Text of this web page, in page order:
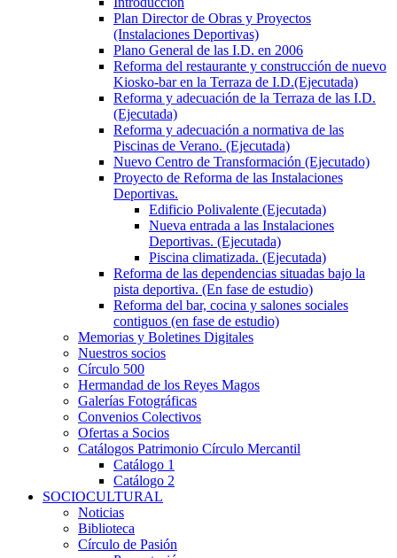
Plan Director de Obras y Proyectos
(Instalaciones Deportivas)
Plano General de las I.D. en 2006
Reforma del restaurante y construcción de nuevo
Kiosko-bar en la Terraza de I.D.(Ejecutada)
Reforma y adecuación de la Terraza de las I.D.
(Ejecutada)
Reforma y adecuación a normativa de las
Piscinas de Verano. (Ejecutada)
Nuevo Centro de Transformación (Ejecutado)
Proyecto de Reforma de las Instalaciones
Deportivas.
Edificio Polivalente (Ejecutada)
Nueva entrada a las Instalaciones
Deportivas. (Ejecutada)
Piscina climatizada. (Ejecutada)
Reforma de las dependencias situadas bajo la
pista deportiva. (En fase de estudio)
Reforma del bar, cocina y salones sociales
contiguos (en fase de estudio)
Memorias y Boletines Digitales
Nuestros socios
Círculo 500
Hermandad de los Reyes Magos
Galerías Fotográficas
Convenios Colectivos
Ofertas a Socios
Catálogos Patrimonio Círculo Mercantil
Catálogo 1
Catálogo 2
SOCIOCULTURAL
Noticias
Biblioteca
Círculo de Pasión